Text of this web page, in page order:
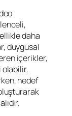
daha
duygusal
içerikler,
hedef